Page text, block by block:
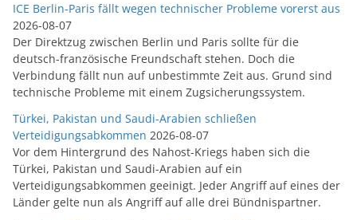
ICE Berlin-Paris fällt wegen technischer Probleme vorerst aus
2026-08-07
Der Direktzug zwischen Berlin und Paris sollte für die
deutsch-französische Freundschaft stehen. Doch die
Verbindung fällt nun auf unbestimmte Zeit aus. Grund sind
technische Probleme mit einem Zugsicherungssystem.
Türkei, Pakistan und Saudi-Arabien schließen
Verteidigungsabkommen 2026-08-07
Vor dem Hintergrund des Nahost-Kriegs haben sich die
Türkei, Pakistan und Saudi-Arabien auf ein
Verteidigungsabkommen geeinigt. Jeder Angriff auf eines der
Länder gelte nun als Angriff auf alle drei Bündnispartner.